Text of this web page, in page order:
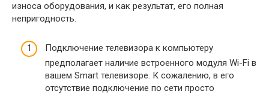
износа оборудования, и как результат, его полная
непригодность.
Подключение телевизора к компьютеру
предполагает наличие встроенного модуля Wi-Fi в
вашем Smart телевизоре. К сожалению, в его
отсутствие подключение по сети просто